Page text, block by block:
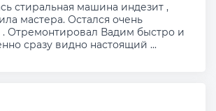
стиральная машина индезит ,
мастера. Остался очень
. Отремонтировал Вадим быстро и
сразу видно настоящий ...